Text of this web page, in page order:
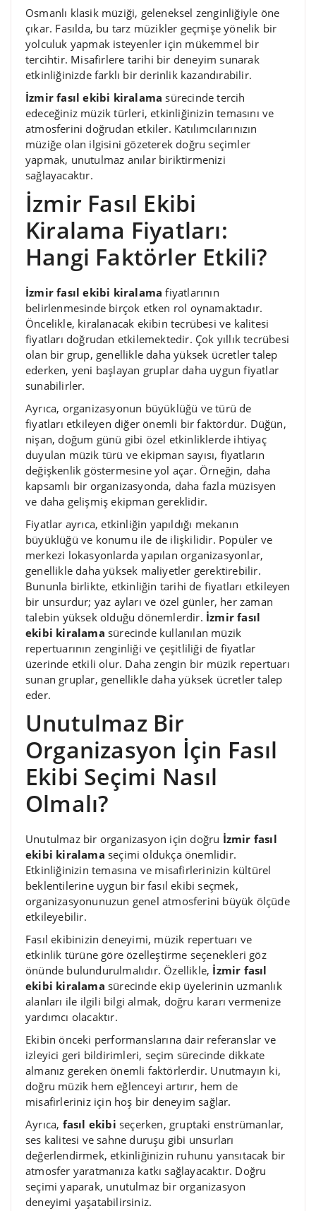
Osmanlı klasik müziği, geleneksel zenginliğiyle öne
çıkar. Fasılda, bu tarz müzikler geçmişe yönelik bir
yolculuk yapmak isteyenler için mükemmel bir
tercihtir. Misafirlere tarihi bir deneyim sunarak
etkinliğinizde farklı bir derinlik kazandırabilir.
İzmir fasıl ekibi kiralama sürecinde tercih
edeceğiniz müzik türleri, etkinliğinizin temasını ve
atmosferini doğrudan etkiler. Katılımcılarınızın
müziğe olan ilgisini gözeterek doğru seçimler
yapmak, unutulmaz anılar biriktirmenizi
sağlayacaktır.
İzmir Fasıl Ekibi
Kiralama Fiyatları:
Hangi Faktörler Etkili?
İzmir fasıl ekibi kiralama fiyatlarının
belirlenmesinde birçok etken rol oynamaktadır.
Öncelikle, kiralanacak ekibin tecrübesi ve kalitesi
fiyatları doğrudan etkilemektedir. Çok yıllık tecrübesi
olan bir grup, genellikle daha yüksek ücretler talep
ederken, yeni başlayan gruplar daha uygun fiyatlar
sunabilirler.
Ayrıca, organizasyonun büyüklüğü ve türü de
fiyatları etkileyen diğer önemli bir faktördür. Düğün,
nişan, doğum günü gibi özel etkinliklerde ihtiyaç
duyulan müzik türü ve ekipman sayısı, fiyatların
değişkenlik göstermesine yol açar. Örneğin, daha
kapsamlı bir organizasyonda, daha fazla müzisyen
ve daha gelişmiş ekipman gereklidir.
Fiyatlar ayrıca, etkinliğin yapıldığı mekanın
büyüklüğü ve konumu ile de ilişkilidir. Popüler ve
merkezi lokasyonlarda yapılan organizasyonlar,
genellikle daha yüksek maliyetler gerektirebilir.
Bununla birlikte, etkinliğin tarihi de fiyatları etkileyen
bir unsurdur; yaz ayları ve özel günler, her zaman
talebin yüksek olduğu dönemlerdir. İzmir fasıl
ekibi kiralama sürecinde kullanılan müzik
repertuarının zenginliği ve çeşitliliği de fiyatlar
üzerinde etkili olur. Daha zengin bir müzik repertuarı
sunan gruplar, genellikle daha yüksek ücretler talep
eder.
Unutulmaz Bir
Organizasyon İçin Fasıl
Ekibi Seçimi Nasıl
Olmalı?
Unutulmaz bir organizasyon için doğru İzmir fasıl
ekibi kiralama seçimi oldukça önemlidir.
Etkinliğinizin temasına ve misafirlerinizin kültürel
beklentilerine uygun bir fasıl ekibi seçmek,
organizasyonunuzun genel atmosferini büyük ölçüde
etkileyebilir.
Fasıl ekibinizin deneyimi, müzik repertuarı ve
etkinlik türüne göre özelleştirme seçenekleri göz
önünde bulundurulmalıdır. Özellikle, İzmir fasıl
ekibi kiralama sürecinde ekip üyelerinin uzmanlık
alanları ile ilgili bilgi almak, doğru kararı vermenize
yardımcı olacaktır.
Ekibin önceki performanslarına dair referanslar ve
izleyici geri bildirimleri, seçim sürecinde dikkate
almanız gereken önemli faktörlerdir. Unutmayın ki,
doğru müzik hem eğlenceyi artırır, hem de
misafirleriniz için hoş bir deneyim sağlar.
Ayrıca, fasıl ekibi seçerken, gruptaki enstrümanlar,
ses kalitesi ve sahne duruşu gibi unsurları
değerlendirmek, etkinliğinizin ruhunu yansıtacak bir
atmosfer yaratmanıza katkı sağlayacaktır. Doğru
seçimi yaparak, unutulmaz bir organizasyon
deneyimi yaşatabilirsiniz.